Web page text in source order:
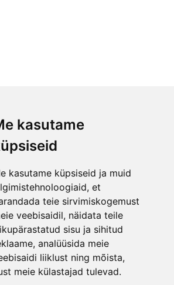
kasutame
kasutame küpsiseid ja muid
et
teie sirvimiskogemust
veebisaidil, näidata teile
sisu ja sihitud
analüüsida meie
liiklust ning mõista,
meie külastajad tulevad.
/
mängud lasteaeda.
EHISe ID: 8332 Helista
55938233 või kirjuta aadressil